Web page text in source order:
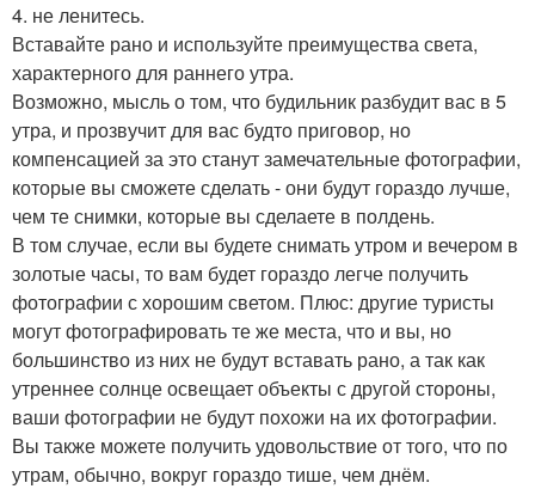
4. не ленитесь.
Вставайте рано и используйте преимущества света,
характерного для раннего утра.
Возможно, мысль о том, что будильник разбудит вас в 5
утра, и прозвучит для вас будто приговор, но
компенсацией за это станут замечательные фотографии,
которые вы сможете сделать - они будут гораздо лучше,
чем те снимки, которые вы сделаете в полдень.
В том случае, если вы будете снимать утром и вечером в
золотые часы, то вам будет гораздо легче получить
фотографии с хорошим светом. Плюс: другие туристы
могут фотографировать те же места, что и вы, но
большинство из них не будут вставать рано, а так как
утреннее солнце освещает объекты с другой стороны,
ваши фотографии не будут похожи на их фотографии.
Вы также можете получить удовольствие от того, что по
утрам, обычно, вокруг гораздо тише, чем днём.